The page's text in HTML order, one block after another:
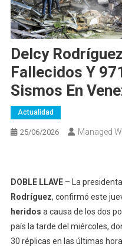
Delcy
Fallecidos Y
Sismos En
Actualidad
25/06/2026 Managed
DOBLE LLAVE– La
Rodríguez, confirmó este
heridos a causa de los dos
país la tarde del miércoles,
30 réplicas en las últimas